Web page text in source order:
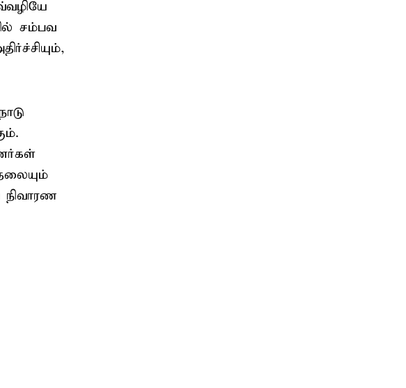
சம்பவ
நிவாரண